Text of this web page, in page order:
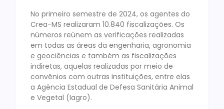
No primeiro semestre de 2024, os agentes do
Crea-MS realizaram 10.840 fiscalizações. Os
números reúnem as verificações realizadas
em todas as áreas da engenharia, agronomia
e geociências e também as fiscalizações
indiretas, aquelas realizadas por meio de
convênios com outras instituições, entre elas
a Agência Estadual de Defesa Sanitária Animal
e Vegetal (Iagro).